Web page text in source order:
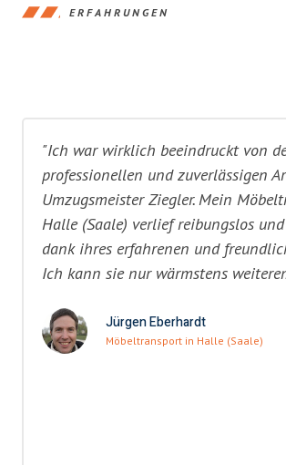
ERFAHRUNGEN
"Ich war wirklich beeindruckt von
professionellen und zuverlässigen
Umzugsmeister Ziegler. Mein
Halle (Saale) verlief reibungslos
dank ihres erfahrenen und
Ich kann sie nur wärmstens
Jürgen Eberhardt
Möbeltransport in Halle (Saale)